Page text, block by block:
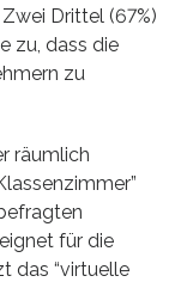
Drittel (67%)
zu, dass die
zu
räumlich
für die
das “virtuelle